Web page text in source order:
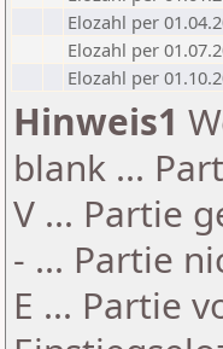
Elozahl per
Elozahl per
Elozahl per
Hinweis1
blank ...
V ... Partie
- ... Partie
E ... Partie